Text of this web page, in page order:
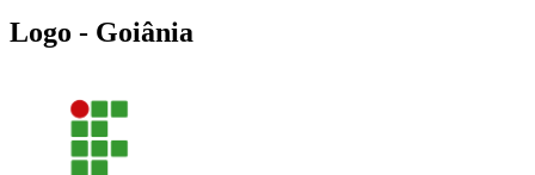
Logo - Goiânia